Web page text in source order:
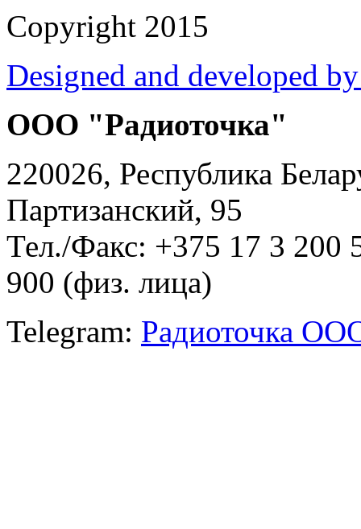
Copyright 2015
Designed and developed
ООО "Радиоточка"
220026, Республика
Партизанский, 95
Тел./Факс: +375 17 3
900 (физ. лица)
Telegram: Радиоточка